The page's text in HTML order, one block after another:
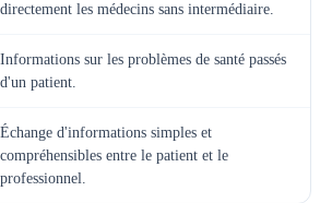
directement les médecins sans intermédiaire.
Informations sur les problèmes de santé passés
d'un patient.
Échange d'informations simples et
compréhensibles entre le patient et le
professionnel.